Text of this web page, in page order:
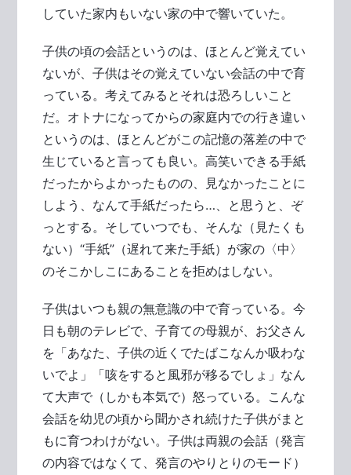
していた家内もいない家の中で響いていた。
子供の頃の会話というのは、ほとんど覚えてい
ないが、子供はその覚えていない会話の中で育
っている。考えてみるとそれは恐ろしいこと
だ。オトナになってからの家庭内での行き違い
というのは、ほとんどがこの記憶の落差の中で
生じていると言っても良い。高笑いできる手紙
だったからよかったものの、見なかったことに
しよう、なんて手紙だったら…、と思うと、ぞ
っとする。そしていつでも、そんな（見たくも
ない）“手紙”（遅れて来た手紙）が家の〈中〉
のそこかしこにあることを拒めはしない。
子供はいつも親の無意識の中で育っている。今
日も朝のテレビで、子育ての母親が、お父さん
を「あなた、子供の近くでたばこなんか吸わな
いでよ」「咳をすると風邪が移るでしょ」なん
て大声で（しかも本気で）怒っている。こんな
会話を幼児の頃から聞かされ続けた子供がまと
もに育つわけがない。子供は両親の会話（発言
の内容ではなくて、発言のやりとりのモード）